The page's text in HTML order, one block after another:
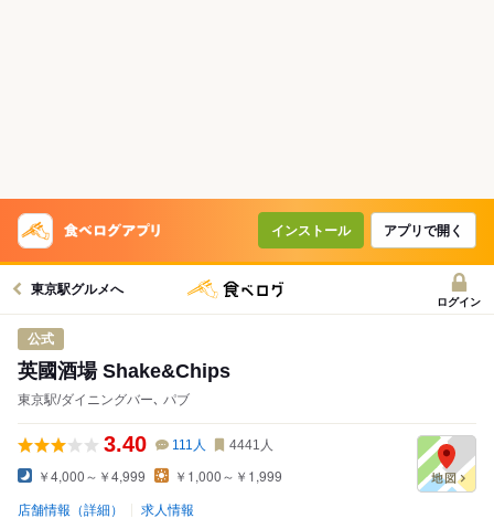
インストール アプリで開く
東京駅グルメへ
ログイン
公式
英國酒場 Shake&Chips
東京駅/ダイニングバー､ パブ
3.40 111 人 4441 人
￥4,000～￥4,999 ￥1,000～￥1,999
店舗情報（詳細） 求人情報